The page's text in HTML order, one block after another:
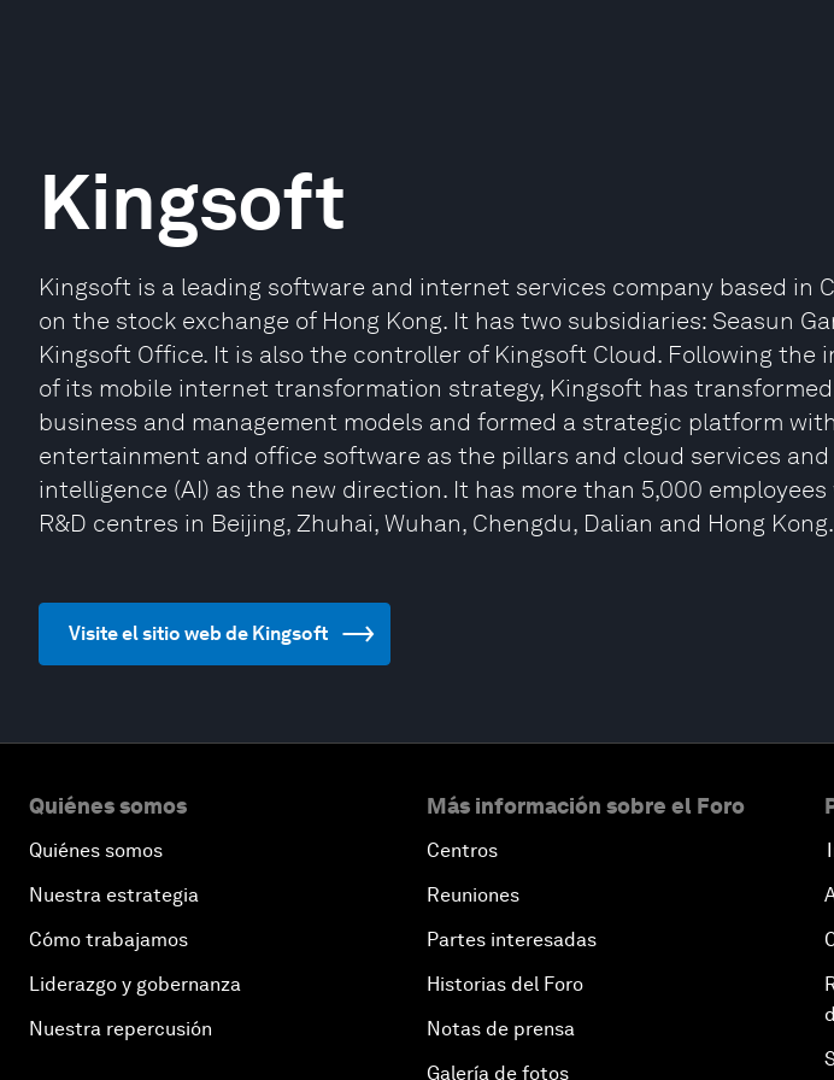
Kingsoft
Kingsoft is a leading software and internet services company based in
on the stock exchange of Hong Kong. It has two subsidiaries: Seasun
Kingsoft Office. It is also the controller of Kingsoft Cloud. Following the
of its mobile internet transformation strategy, Kingsoft has
business and management models and formed a strategic platform
entertainment and office software as the pillars and cloud services
intelligence (AI) as the new direction. It has more than 5,000
R&D centres in Beijing, Zhuhai, Wuhan, Chengdu, Dalian and Hong Kong.
Visite el sitio web de Kingsoft
Quiénes somos
Quiénes somos
Nuestra estrategia
Cómo trabajamos
Liderazgo y gobernanza
Nuestra repercusión
Más información sobre el Foro
Centros
Reuniones
Partes interesadas
Historias del Foro
Notas de prensa
Galería de fotos